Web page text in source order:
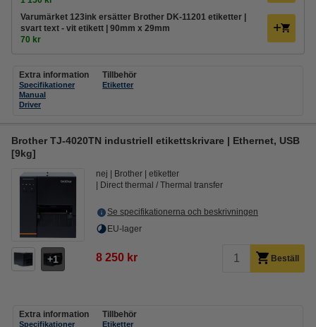
Varumärket 123ink ersätter Brother DK-11201 etiketter |
svart text - vit etikett | 90mm x 29mm
70 kr
Extra information
Specifikationer
Manual
Driver
Tillbehör
Etiketter
Brother TJ-4020TN industriell etikettskrivare | Ethernet, USB
[9kg]
1
nej Brother
etiketter
Direct thermal / Thermal transfer
Se specifikationerna och beskrivningen
EU-lager
8 250 kr Beställ
Extra information
Specifikationer
Tillbehör
Etiketter